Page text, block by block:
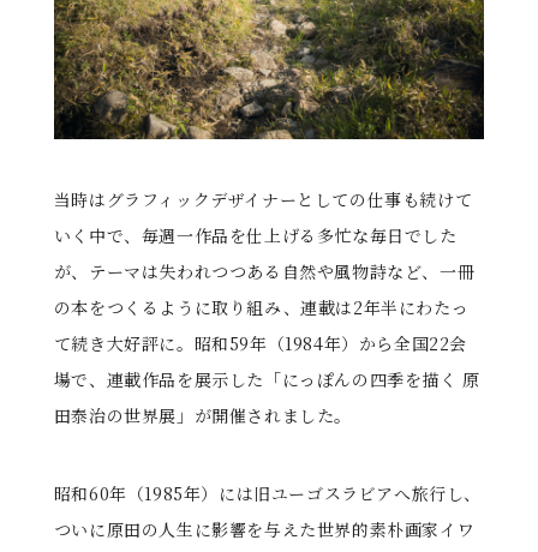
当時はグラフィックデザイナーとしての仕事も続けて
いく中で、毎週一作品を仕上げる多忙な毎日でした
が、テーマは失われつつある自然や風物詩など、一冊
の本をつくるように取り組み、連載は2年半にわたっ
て続き大好評に。昭和59年（1984年）から全国22会
場で、連載作品を展示した「にっぽんの四季を描く 原
田泰治の世界展」が開催されました。
昭和60年（1985年）には旧ユーゴスラビアへ旅行し、
ついに原田の人生に影響を与えた世界的素朴画家イワ